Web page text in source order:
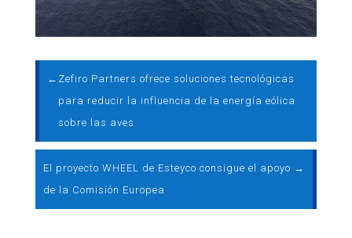
← Zefiro Partners ofrece soluciones tecnológicas
para reducir la influencia de la energía eólica
sobre las aves
El proyecto WHEEL de Esteyco consigue el apoyo
de la Comisión Europea
→